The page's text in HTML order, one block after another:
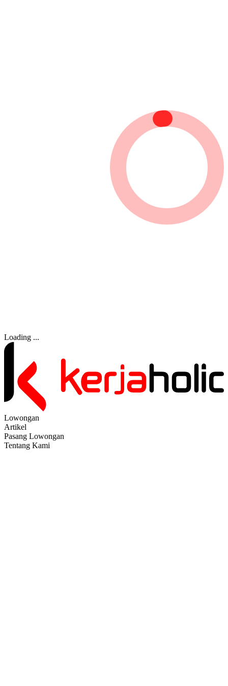
Loading ...
Lowongan
Artikel
Pasang Lowongan
Tentang Kami